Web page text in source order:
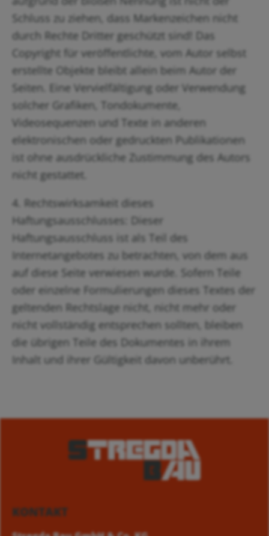
Schluss zu ziehen, dass Markenzeichen nicht
durch Rechte Dritter geschützt sind! Das
Copyright für veröffentlichte, vom Autor selbst
erstellte Objekte bleibt allein beim Autor der
Seiten. Eine Vervielfältigung oder Verwendung
solcher Grafiken, Tondokumente,
Videosequenzen und Texte in anderen
elektronischen oder gedruckten Publikationen
ist ohne ausdrückliche Zustimmung des Autors
nicht gestattet.
4. Rechtswirksamkeit dieses
Haftungsausschlusses: Dieser
Haftungsausschluss ist als Teil des
Internetangebotes zu betrachten, von dem aus
auf diese Seite verwiesen wurde. Sofern Teile
oder einzelne Formulierungen dieses Textes der
geltenden Rechtslage nicht, nicht mehr oder
nicht vollständig entsprechen sollten, bleiben
die übrigen Teile des Dokumentes in ihrem
Inhalt und ihrer Gültigkeit davon unberührt.
KONTAKT